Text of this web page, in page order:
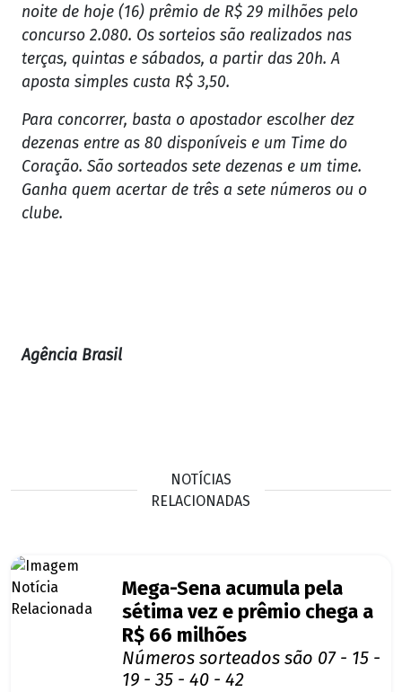
noite de hoje (16) prêmio de R$ 29 milhões pelo
concurso 2.080. Os sorteios são realizados nas
terças, quintas e sábados, a partir das 20h. A
aposta simples custa R$ 3,50.
Para concorrer, basta o apostador escolher dez
dezenas entre as 80 disponíveis e um Time do
Coração. São sorteados sete dezenas e um time.
Ganha quem acertar de três a sete números ou o
clube.
Agência Brasil
NOTÍCIAS
RELACIONADAS
Mega-Sena acumula pela
sétima vez e prêmio chega a
R$ 66 milhões
Números sorteados são 07 - 15 -
19 - 35 - 40 - 42